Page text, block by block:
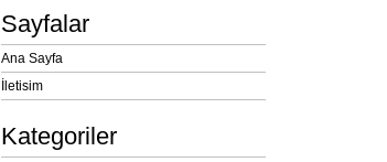
Sayfalar
Ana Sayfa
İletisim
Kategoriler